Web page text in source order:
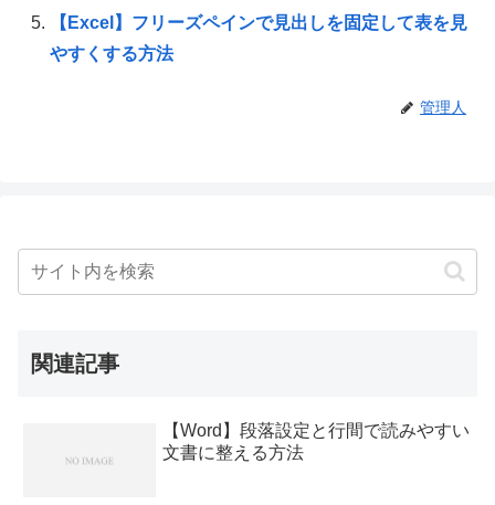
【Excel】フリーズペインで見出しを固定して表を見
やすくする方法
管理人
関連記事
【Word】段落設定と行間で読みやすい
文書に整える方法